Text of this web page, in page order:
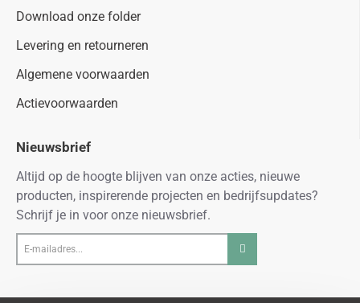
Download onze folder
Levering en retourneren
Algemene voorwaarden
Actievoorwaarden
Nieuwsbrief
Altijd op de hoogte blijven van onze acties, nieuwe
producten, inspirerende projecten en bedrijfsupdates?
Schrijf je in voor onze nieuwsbrief.
mailadres...